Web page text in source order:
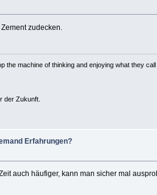
zudecken.
the machine of thinking and enjoying what they
der Zukunft.
Erfahrungen?
auch häufiger, kann man sicher mal